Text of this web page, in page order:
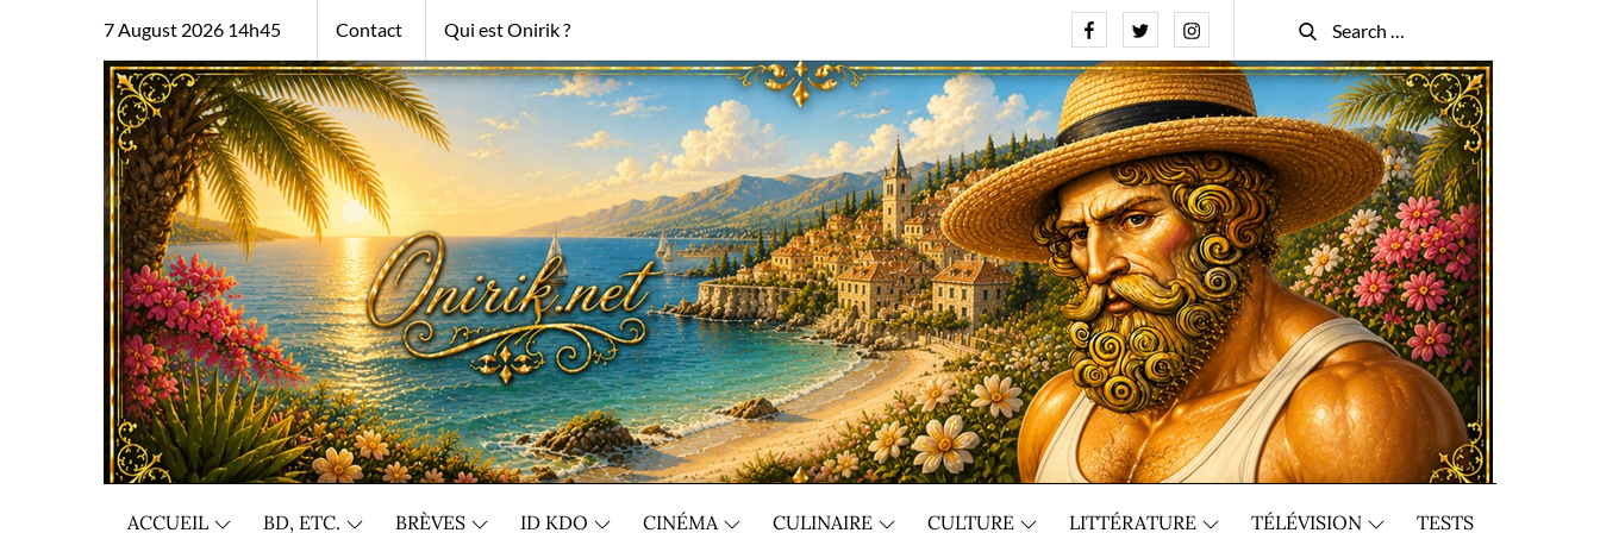
7 August 2026 14h45 Contact Qui est Onirik ? FacebookTwitterInstagram
Search
for:
Search
ACCUEIL BD, ETC. BRÈVES ID KDO CINÉMA CULINAIRE CULTURE LITTÉRATURE TÉLÉVISION TESTS